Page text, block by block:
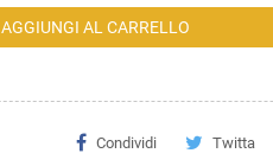
AGGIUNGI AL CARRELLO
Condividi Twitta